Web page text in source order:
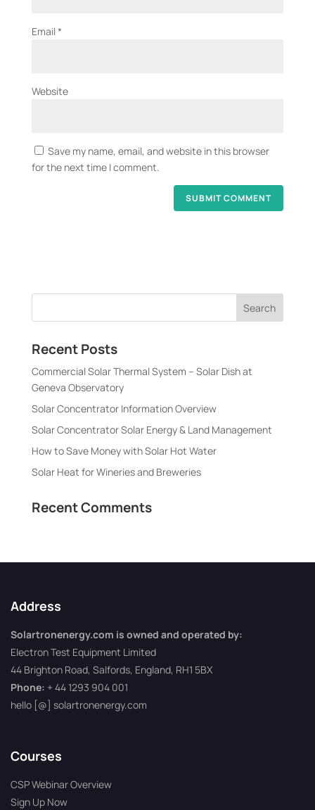
Email*
Website
Save my name, email, and website in this browser
for the next time I comment.
Recent Posts
Commercial Solar Thermal System – Solar Dish at
Geneva Observatory
Solar Concentrator Information Overview
Solar Concentrator Solar Energy & Land Management
How to Save Money with Solar Hot Water
Solar Heat for Wineries and Breweries
Recent Comments
Address
Solartronenergy.com is owned and operated by:
Electron Test Equipment Limited
44 Brighton Road, Salfords, England, RH1 5BX
Phone: + 44 1293 904 001
hello [@] solartronenergy.com
Courses
CSP Webinar Overview
Sign Up Now